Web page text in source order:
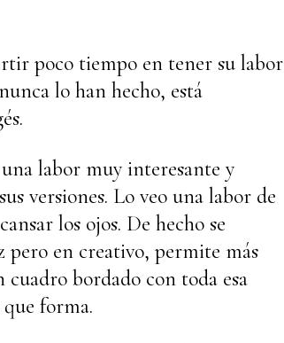
poco tiempo en tener su labor
lo han hecho, está
labor muy interesante y
versiones. Lo veo una labor de
los ojos. De hecho se
pero en creativo, permite más
bordado con toda esa
forma.